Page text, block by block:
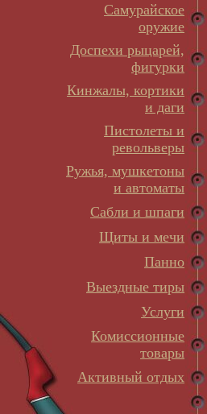
Самурайское
оружие
Доспехи рыцарей,
фигурки
Кинжалы, кортики
и даги
Пистолеты и
револьверы
Ружья, мушкетоны
и автоматы
Сабли и шпаги
Щиты и мечи
Панно
Выездные тиры
Услуги
Комиссионные
товары
Активный отдых